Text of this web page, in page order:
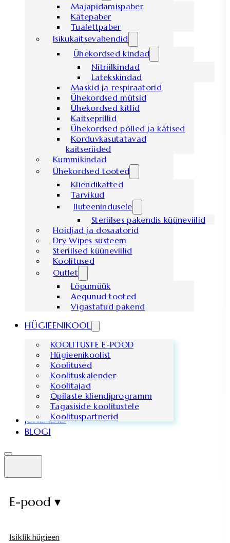
Majapidamispaber
Kätepaber
Tualettpaber
Isikukaitsevahendid
Ühekordsed kindad
Nitriilkindad
Latekskindad
Maskid ja respiraatorid
Ühekordsed mütsid
Ühekordsed kitlid
Kaitseprillid
Ühekordsed põlled ja kätised
Korduvkasutatavad
kaitseriided
Kummikindad
Ühekordsed tooted
Kliendikatted
Tarvikud
Iluteenindusele
Steriilses pakendis küüneviilid
Hoidjad ja dosaatorid
Dry Wipes süsteem
Steriilsed küüneviilid
Koolitused
Outlet
Lõpumüük
Aegunud tooted
Vigastatud pakend
HÜGIEENIKOOL
KOOLITUSTE E-POOD
Hügieenikoolist
Koolitused
Koolituskalender
Koolitajad
Õpilaste kliendiprogramm
Tagasiside koolitustele
Koolituspartnerid
JUHENDID
BLOGI
E-pood ▾
Isiklik hügieen